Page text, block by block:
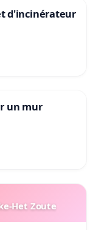
d'incinérateur
un mur
Het Zoute